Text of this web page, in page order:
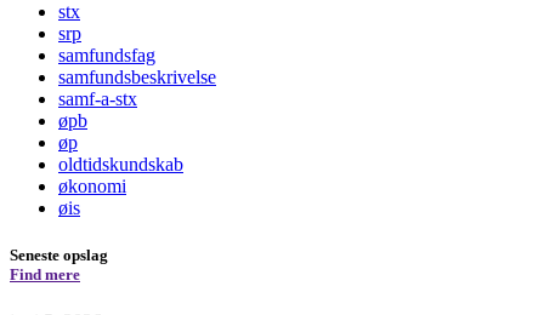
stx
srp
samfundsfag
samfundsbeskrivelse
samf-a-stx
øpb
øp
oldtidskundskab
økonomi
øis
Seneste opslag
Find mere